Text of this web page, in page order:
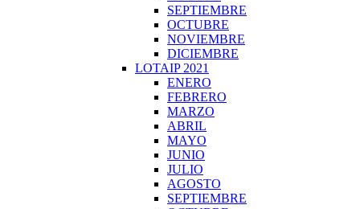
SEPTIEMBRE
OCTUBRE
NOVIEMBRE
DICIEMBRE
LOTAIP 2021
ENERO
FEBRERO
MARZO
ABRIL
MAYO
JUNIO
JULIO
AGOSTO
SEPTIEMBRE